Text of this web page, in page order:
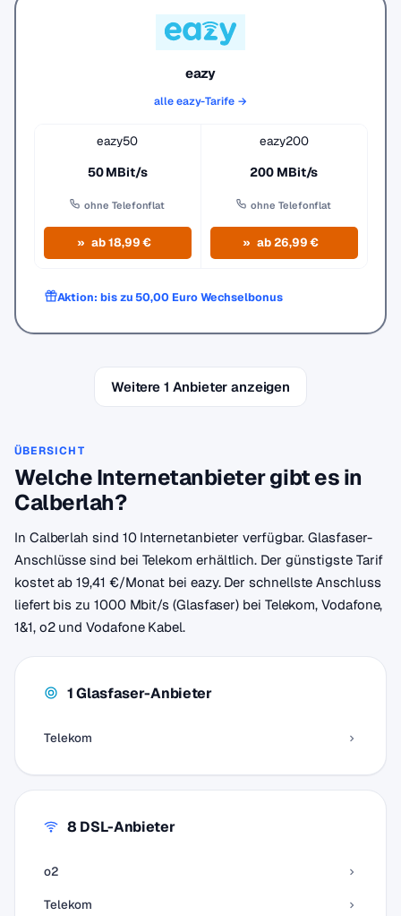
eazy
alle eazy-Tarife →
eazy50
50 MBit/s
ohne Telefonflat
ab 18,99 €
eazy200
200 MBit/s
ohne Telefonflat
ab 26,99 €
Aktion: bis zu 50,00 Euro Wechselbonus
Weitere 1 Anbieter anzeigen
ÜBERSICHT
Welche Internetanbieter gibt es in
Calberlah?
In Calberlah sind 10 Internetanbieter verfügbar. Glasfaser-
Anschlüsse sind bei Telekom erhältlich. Der günstigste Tarif
kostet ab 19,41 €/Monat bei eazy. Der schnellste Anschluss
liefert bis zu 1000 Mbit/s (Glasfaser) bei Telekom, Vodafone,
1&1, o2 und Vodafone Kabel.
1 Glasfaser-Anbieter
Telekom
8 DSL-Anbieter
o2
Telekom